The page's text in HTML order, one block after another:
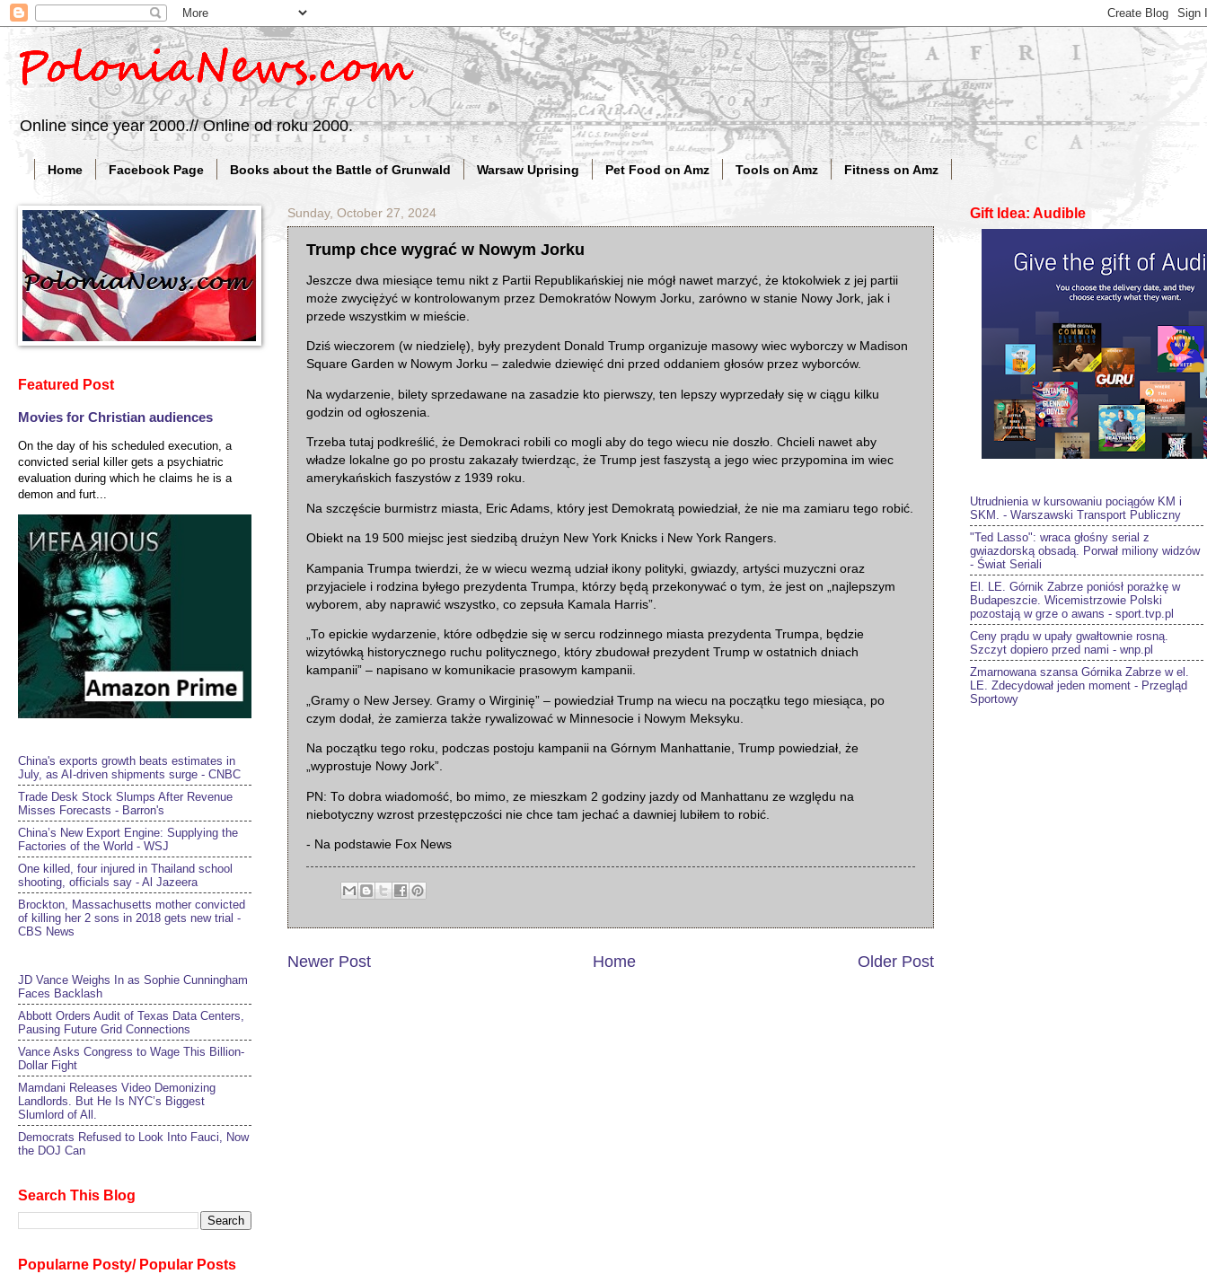
Online since year 2000.// Online od roku 2000.
Home Facebook Page Books about the Battle of Grunwald Warsaw Uprising Pet Food on Amz Tools on Amz Fitness on Amz
Sunday, October 27, 2024
Trump chce wygrać w Nowym Jorku
Jeszcze dwa miesiące temu nikt z Partii Republikańskiej nie mógł nawet marzyć, że ktokolwiek z jej partii
może zwyciężyć w kontrolowanym przez Demokratów Nowym Jorku, zarówno w stanie Nowy Jork, jak i
przede wszystkim w mieście.
Dziś wieczorem (w niedzielę), były prezydent Donald Trump organizuje masowy wiec wyborczy w Madison
Square Garden w Nowym Jorku – zaledwie dziewięć dni przed oddaniem głosów przez wyborców.
Na wydarzenie, bilety sprzedawane na zasadzie kto pierwszy, ten lepszy wyprzedały się w ciągu kilku
godzin od ogłoszenia.
Trzeba tutaj podkreślić, że Demokraci robili co mogli aby do tego wiecu nie doszło. Chcieli nawet aby
władze lokalne go po prostu zakazały twierdząc, że Trump jest faszystą a jego wiec przypomina im wiec
amerykańskich faszystów z 1939 roku.
Na szczęście burmistrz miasta, Eric Adams, który jest Demokratą powiedział, że nie ma zamiaru tego robić.
Obiekt na 19 500 miejsc jest siedzibą drużyn New York Knicks i New York Rangers.
Kampania Trumpa twierdzi, że w wiecu wezmą udział ikony polityki, gwiazdy, artyści muzyczni oraz
przyjaciele i rodzina byłego prezydenta Trumpa, którzy będą przekonywać o tym, że jest on „najlepszym
wyborem, aby naprawić wszystko, co zepsuła Kamala Harris”.
„To epickie wydarzenie, które odbędzie się w sercu rodzinnego miasta prezydenta Trumpa, będzie
wizytówką historycznego ruchu politycznego, który zbudował prezydent Trump w ostatnich dniach
kampanii” – napisano w komunikacie prasowym kampanii.
„Gramy o New Jersey. Gramy o Wirginię” – powiedział Trump na wiecu na początku tego miesiąca, po
czym dodał, że zamierza także rywalizować w Minnesocie i Nowym Meksyku.
Na początku tego roku, podczas postoju kampanii na Górnym Manhattanie, Trump powiedział, że
„wyprostuje Nowy Jork”.
PN: To dobra wiadomość, bo mimo, ze mieszkam 2 godziny jazdy od Manhattanu ze względu na
niebotyczny wzrost przestępczości nie chce tam jechać a dawniej lubiłem to robić.
- Na podstawie Fox News
Newer Post Older Post
Home
Featured Post
Movies for Christian audiences
On the day of his scheduled execution, a
convicted serial killer gets a psychiatric
evaluation during which he claims he is a
demon and furt...
China's exports growth beats estimates in
July, as AI-driven shipments surge - CNBC
Trade Desk Stock Slumps After Revenue
Misses Forecasts - Barron's
China’s New Export Engine: Supplying the
Factories of the World - WSJ
One killed, four injured in Thailand school
shooting, officials say - Al Jazeera
Brockton, Massachusetts mother convicted
of killing her 2 sons in 2018 gets new trial -
CBS News
JD Vance Weighs In as Sophie Cunningham
Faces Backlash
Abbott Orders Audit of Texas Data Centers,
Pausing Future Grid Connections
Vance Asks Congress to Wage This Billion-
Dollar Fight
Mamdani Releases Video Demonizing
Landlords. But He Is NYC’s Biggest
Slumlord of All.
Democrats Refused to Look Into Fauci, Now
the DOJ Can
Search This Blog
Popularne Posty/ Popular Posts
Gift Idea: Audible
Utrudnienia w kursowaniu pociągów KM i
SKM. - Warszawski Transport Publiczny
"Ted Lasso": wraca głośny serial z
gwiazdorską obsadą. Porwał miliony widzów
- Świat Seriali
El. LE. Górnik Zabrze poniósł porażkę w
Budapeszcie. Wicemistrzowie Polski
pozostają w grze o awans - sport.tvp.pl
Ceny prądu w upały gwałtownie rosną.
Szczyt dopiero przed nami - wnp.pl
Zmarnowana szansa Górnika Zabrze w el.
LE. Zdecydował jeden moment - Przegląd
Sportowy